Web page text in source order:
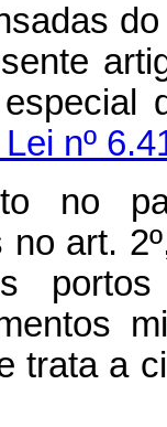
nº
no
art.
trata a